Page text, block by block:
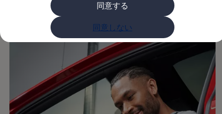
同意する
同意しない
Golf お乗り換えを10万円補助
Tiguan 購入後、5年間の安心サポートが無償
Golf Variant お乗り換えを10万円補助
Volkswagenアンバサダープログラム
ファイナンシャルサービス
ファイナンシャルサービス
フォルクスワーゲン自動車保険プラス
Volkswagen Card
お支払いシミュレーション
モデル別月々のお支払い例
ライフスタイルに合ったプランをみつける
カスタマーポータル 登録・ログイン